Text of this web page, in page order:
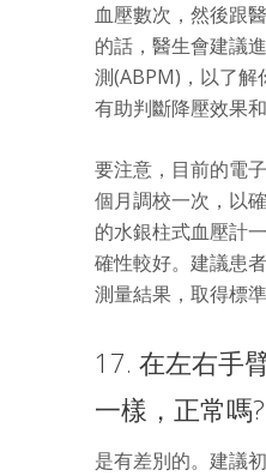
血壓數次，然後跟
的話，醫生會建議
測(ABPM)，以了解
有助判斷降壓效果
要注意，目前的電
個月調校一次，以
的水銀柱式血壓計
確性較好。建議患
測量結果，取得標準
17. 在左右手
一樣，正常嗎?
是有差別的。建議